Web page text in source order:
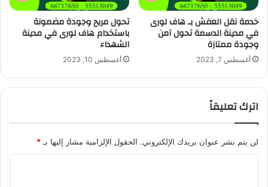
خدمة نقل العفش بـ هاف لورى
في مدينة الدسمة تحول آمن
وجودة ممتازة
أغسطس 7, 2023
تحول مريح وجودة مضمونة
باستخدام هاف لورى في مدينة
الشهداء
أغسطس 10, 2023
اترك تعليقاً
لن يتم نشر عنوان بريدك الإلكتروني. الحقول الإلزامية مشار إليها بـ*